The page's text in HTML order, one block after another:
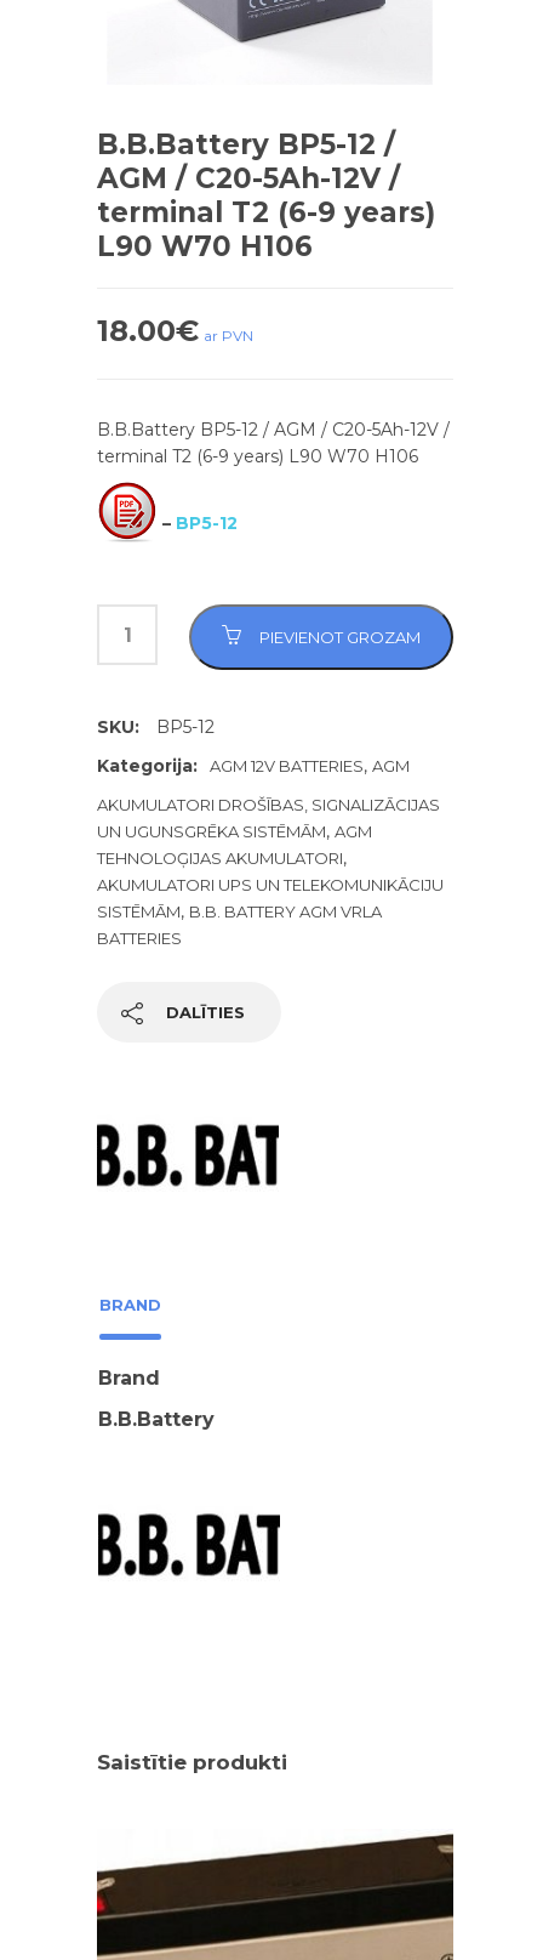
B.B.Battery BP5-12 /
AGM / C20-5Ah-12V /
terminal T2 (6-9 years)
L90 W70 H106
18.00€ ar PVN
B.B.Battery BP5-12 / AGM / C20-5Ah-12V /
terminal T2 (6-9 years) L90 W70 H106
– BP5-12
PIEVIENOT GROZAM
SKU:
BP5-12
Kategorija:
AGM 12V BATTERIES, AGM
AKUMULATORI DROŠĪBAS, SIGNALIZĀCIJAS
UN UGUNSGRĒKA SISTĒMĀM, AGM
TEHNOLOĢIJAS AKUMULATORI,
AKUMULATORI UPS UN TELEKOMUNIKĀCIJU
SISTĒMĀM, B.B. BATTERY AGM VRLA
BATTERIES
DALĪTIES
BRAND
Brand
B.B.Battery
Saistītie produkti